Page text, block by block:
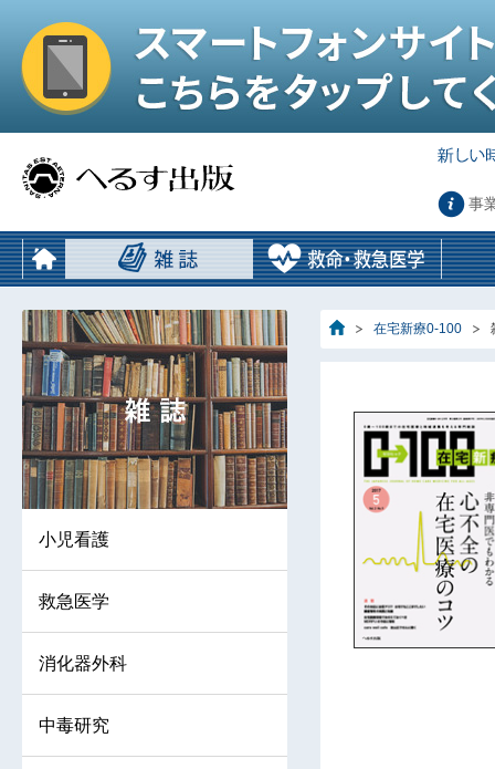
事
在宅新療0-100
小児看護
救急医学
消化器外科
中毒研究